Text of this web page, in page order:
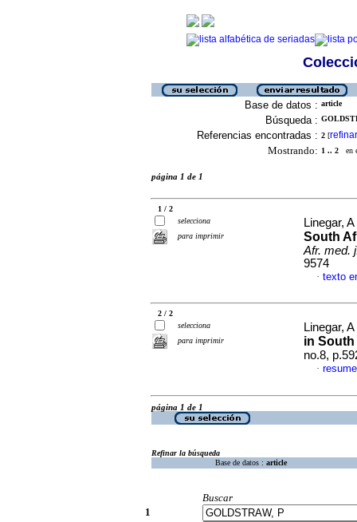
Base de datos : article
Búsqueda :
Referencias encontradas : 2 [refinar
Mostrando: 1 .. 2 en
página 1 de 1
1 / 2
selecciona
para imprimir
Linegar,
South
Afr. med.
9574
· texto
2 / 2
selecciona
para imprimir
Linegar,
in
no.8,
·
página 1 de 1
Refinar la búsqueda
Base de datos : article
Buscar
1